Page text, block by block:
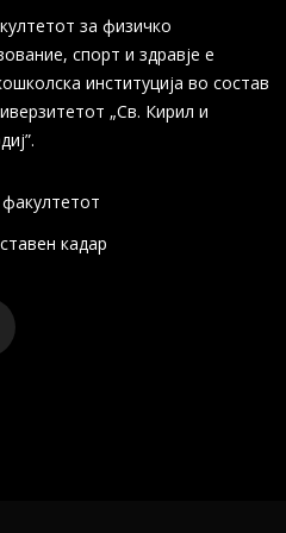
за физичко
спорт и здравје е
институција во состав
„Св. Кирил и
кадар